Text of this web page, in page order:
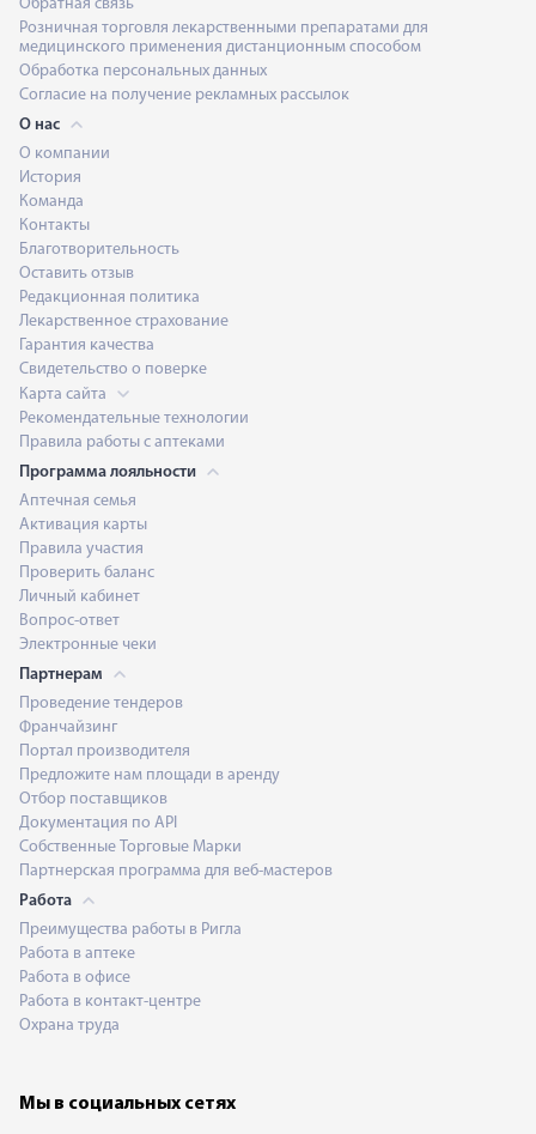
Обратная связь
Розничная торговля лекарственными препаратами для
медицинского применения дистанционным способом
Обработка персональных данных
Согласие на получение рекламных рассылок
О нас
О компании
История
Команда
Контакты
Благотворительность
Оставить отзыв
Редакционная политика
Лекарственное страхование
Гарантия качества
Свидетельство о поверке
Карта сайта
Рекомендательные технологии
Правила работы с аптеками
Программа лояльности
Аптечная семья
Активация карты
Правила участия
Проверить баланс
Личный кабинет
Вопрос-ответ
Электронные чеки
Партнерам
Проведение тендеров
Франчайзинг
Портал производителя
Предложите нам площади в аренду
Отбор поставщиков
Документация по API
Собственные Торговые Марки
Партнерская программа для веб-мастеров
Работа
Преимущества работы в Ригла
Работа в аптеке
Работа в офисе
Работа в контакт-центре
Охрана труда
Мы в социальных сетях